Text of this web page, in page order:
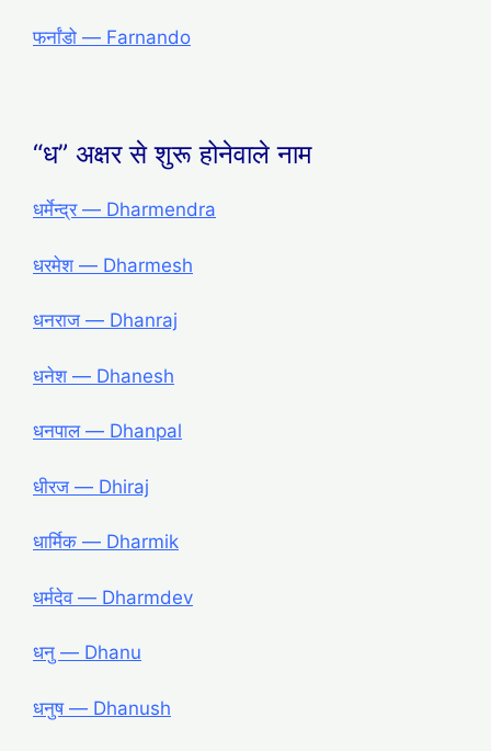
फर्नांडो ― Farnando
“ध” अक्षर से शुरू होनेवाले नाम
धर्मेन्द्र — Dharmendra
धरमेश — Dharmesh
धनराज — Dhanraj
धनेश — Dhanesh
धनपाल — Dhanpal
धीरज — Dhiraj
धार्मिक — Dharmik
धर्मदेव — Dharmdev
धनु — Dhanu
धनुष — Dhanush